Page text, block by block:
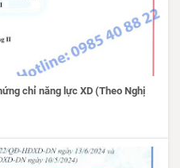
chỉ năng lực XD (Theo Nghị